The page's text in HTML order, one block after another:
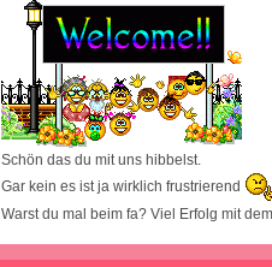
Schön das du mit uns hibbelst.
Gar kein es ist ja wirklich frustrierend
Warst du mal beim fa? Viel Erfolg mit